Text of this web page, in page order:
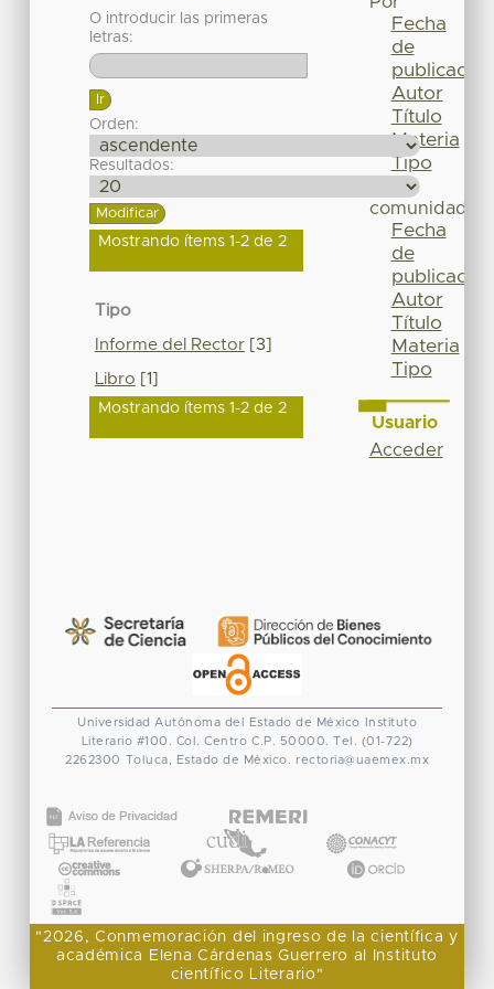
O introducir las primeras
letras:
Orden:
Resultados:
Mostrando ítems 1-2 de 2
Tipo
Informe del Rector[3]
Libro [1]
Mostrando ítems 1-2 de 2
Fecha
de
publicación
Autor
Título
Materia
Tipo
comunidad
Fecha
de
publicación
Autor
Título
Materia
Tipo
Usuario
Acceder
Universidad Autónoma del Estado de México
Instituto
Literario #100. Col. Centro C.P. 50000. Tel. (01-722)
2262300 Toluca, Estado de México. rectoria@uaemex.mx
"2026, Conmemoración del ingreso de la científica y
académica Elena Cárdenas Guerrero al Instituto
científico Literario"